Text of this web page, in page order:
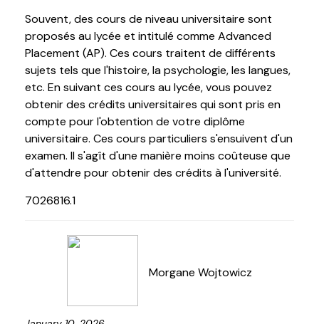
Souvent, des cours de niveau universitaire sont
proposés au lycée et intitulé comme Advanced
Placement (AP). Ces cours traitent de différents
sujets tels que l'histoire, la psychologie, les langues,
etc. En suivant ces cours au lycée, vous pouvez
obtenir des crédits universitaires qui sont pris en
compte pour l'obtention de votre diplôme
universitaire. Ces cours particuliers s'ensuivent d'un
examen. Il s'agît d'une manière moins coûteuse que
d'attendre pour obtenir des crédits à l'université.
7026816.1
Morgane Wojtowicz